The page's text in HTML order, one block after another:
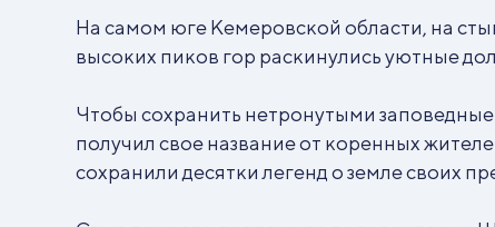
На самом юге Кемеровской области, на
высоких пиков гор раскинулись уютные
Чтобы сохранить нетронутыми
получил свое название от коренных
сохранили десятки легенд о земле своих